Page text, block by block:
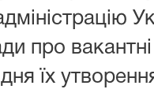
про
їх